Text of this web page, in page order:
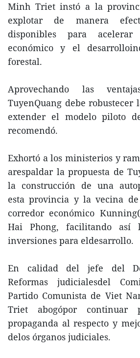
Minh Triet instó a la
explotar de manera
disponibles para
económico y el
forestal.
Aprovechando las
TuyenQuang debe robustecer
extender el modelo piloto
recomendó.
Exhortó a los ministerios y
arespaldar la propuesta de
la construcción de una
esta provincia y la vecina
corredor económico
Hai Phong, facilitando así
inversiones para eldesarrollo.
En calidad del jefe del
Reformas judicialesdel
Partido Comunista de Viet
Triet abogópor continuar
propaganda al respecto y
delos órganos judiciales.